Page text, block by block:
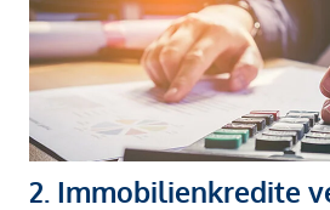
2. Immobilienkredite